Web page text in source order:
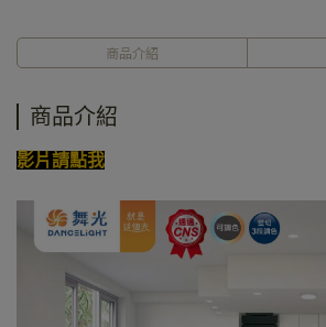
商品介紹
商品介紹
影片請點我